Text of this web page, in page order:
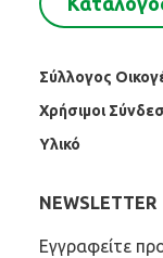
Σύλλογος
Χρήσιμοι
Υλικό
NEWSLETTER
Εγγραφείτε